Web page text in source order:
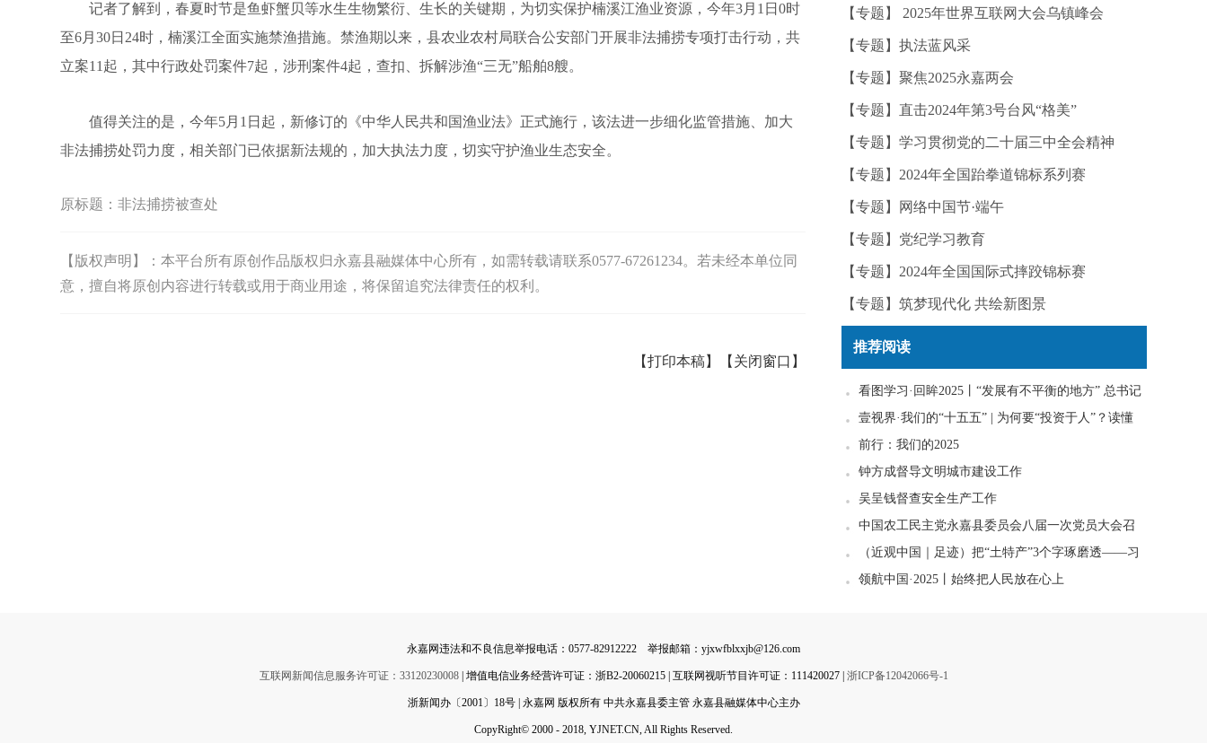
记者了解到，春夏时节是鱼虾蟹贝等水生生物繁衍、生长的关键期，为切实保护楠溪江渔业资源，今年3月1日0时
至6月30日24时，楠溪江全面实施禁渔措施。禁渔期以来，县农业农村局联合公安部门开展非法捕捞专项打击行动，共
立案11起，其中行政处罚案件7起，涉刑案件4起，查扣、拆解涉渔“三无”船舶8艘。
值得关注的是，今年5月1日起，新修订的《中华人民共和国渔业法》正式施行，该法进一步细化监管措施、加大
非法捕捞处罚力度，相关部门已依据新法规的，加大执法力度，切实守护渔业生态安全。
原标题： 非法捕捞被查处
【版权声明】：本平台所有原创作品版权归永嘉县融媒体中心所有，如需转载请联系0577-67261234。若未经本单位同
意，擅自将原创内容进行转载或用于商业用途，将保留追究法律责任的权利。
【打印本稿】 【关闭窗口】
【专题】 2025年世界互联网大会乌镇峰会
【专题】执法蓝风采
【专题】聚焦2025永嘉两会
【专题】直击2024年第3号台风“格美”
【专题】学习贯彻党的二十届三中全会精神
【专题】2024年全国跆拳道锦标系列赛
【专题】网络中国节·端午
【专题】党纪学习教育
【专题】2024年全国国际式摔跤锦标赛
【专题】筑梦现代化 共绘新图景
推荐阅读
看图学习·回眸2025丨“发展有不平衡的地方” 总书记
一直惦念在心
壹视界·我们的“十五五” | 为何要“投资于人”？读懂
政策里的发展密码
前行：我们的2025
钟方成督导文明城市建设工作
吴呈钱督查安全生产工作
中国农工民主党永嘉县委员会八届一次党员大会召
开
（近观中国｜足迹）把“土特产”3个字琢磨透——习
近平走进柚子园
领航中国·2025丨始终把人民放在心上
永嘉网违法和不良信息举报电话：0577-82912222 举报邮箱：yjxwfblxxjb@126.com
互联网新闻信息服务许可证：33120230008| 增值电信业务经营许可证：浙B2-20060215 | 互联网视听节目许可证：111420027 | 浙ICP备12042066号-1
浙新闻办〔2001〕18号 | 永嘉网 版权所有 中共永嘉县委主管 永嘉县融媒体中心主办
CopyRight© 2000 - 2018, YJNET.CN, All Rights Reserved.